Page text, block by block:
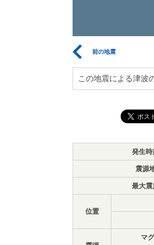
前の地震
この地震による津波
発生時
震源
最大震
位置
マ